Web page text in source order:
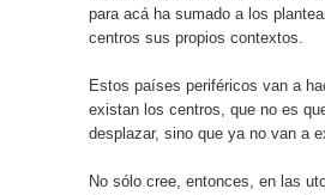
para acá ha sumado a los
centros sus propios contextos.
Estos países periféricos van a
existan los centros, que no es
desplazar, sino que ya no van a
No sólo cree, entonces, en las